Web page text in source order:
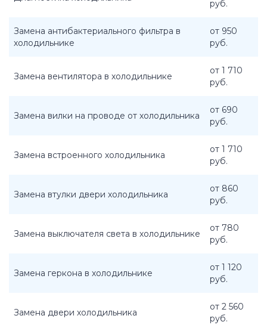
руб.
Замена антибактериального фильтра в
холодильнике
от 950
руб.
Замена вентилятора в холодильнике
от 1 710
руб.
Замена вилки на проводе от холодильника
от 690
руб.
Замена встроенного холодильника
от 1 710
руб.
Замена втулки двери холодильника
от 860
руб.
Замена выключателя света в холодильнике
от 780
руб.
Замена геркона в холодильнике
от 1 120
руб.
Замена двери холодильника
от 2 560
руб.